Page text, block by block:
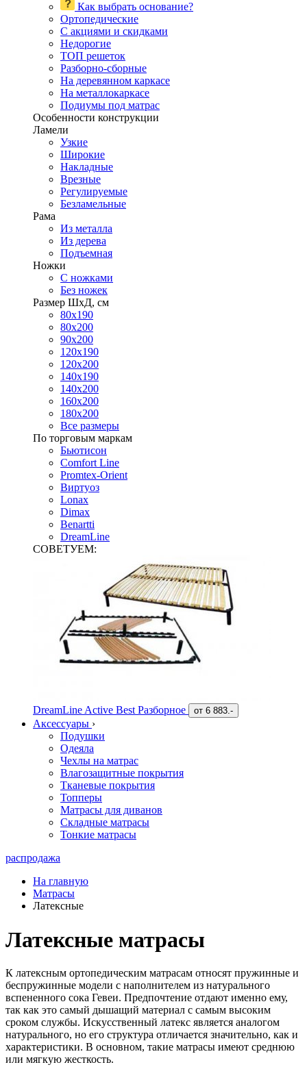
Как выбрать основание?
Ортопедические
С акциями и скидками
Недорогие
ТОП решеток
Разборно-сборные
На деревянном каркасе
На металлокаркасе
Подиумы под матрас
Особенности конструкции
Ламели
Узкие
Широкие
Накладные
Врезные
Регулируемые
Безламельные
Рама
Из металла
Из дерева
Подъемная
Ножки
С ножками
Без ножек
Размер ШхД, см
80х190
80х200
90х200
120х190
120х200
140х190
140х200
160х200
180х200
Все размеры
По торговым маркам
Бьютисон
Comfort Line
Promtex-Orient
Виртуоз
Lonax
Dimax
Benartti
DreamLine
СОВЕТУЕМ:
DreamLine Active Best Разборное от 6 883.-
Аксессуары ›
Подушки
Одеяла
Чехлы на матрас
Влагозащитные покрытия
Тканевые покрытия
Топперы
Матрасы для диванов
Складные матрасы
Тонкие матрасы
распродажа
На главную
Матрасы
Латексные
Латексные матрасы
К латексным ортопедическим матрасам относят пружинные и
беспружинные модели с наполнителем из натурального
вспененного сока Гевеи. Предпочтение отдают именно ему,
так как это самый дышащий материал с самым высоким
сроком службы. Искусственный латекс является аналогом
натурального, но его структура отличается значительно, как и
характеристики. В основном, такие матрасы имеют среднюю
или мягкую жесткость.